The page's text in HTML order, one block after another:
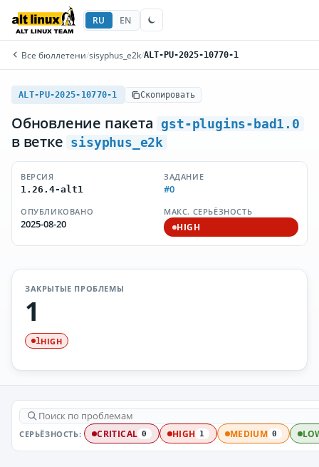
RU EN
Все бюллетени/sisyphus_e2k/ALT-PU-2025-10770-1
ALT-PU-2025-10770-1 Скопировать
Обновление пакета gst-plugins-bad1.0
в ветке sisyphus_e2k
ВЕРСИЯ
1.26.4-alt1
ЗАДАНИЕ
#0
ОПУБЛИКОВАНО
2025-08-20
МАКС. СЕРЬЁЗНОСТЬ
HIGH
ЗАКРЫТЫЕ ПРОБЛЕМЫ
1
1HIGH
СЕРЬЁЗНОСТЬ: CRITICAL 0 HIGH 1 MEDIUM 0